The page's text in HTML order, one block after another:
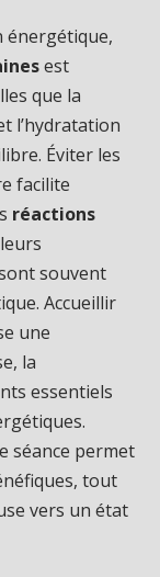
énergétique,
est
que la
l’hydratation
Éviter les
facilite
réactions
souvent
Accueillir
une
la
essentiels
séance permet
tout
vers un état